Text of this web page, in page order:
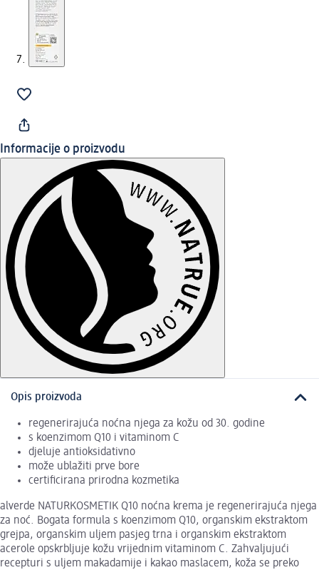
Informacije o proizvodu
Opis proizvoda
regenerirajuća noćna njega za kožu od 30. godine
s koenzimom Q10 i vitaminom C
djeluje antioksidativno
može ublažiti prve bore
certificirana prirodna kozmetika
alverde NATURKOSMETIK Q10 noćna krema je regenerirajuća njega
za noć. Bogata formula s koenzimom Q10, organskim ekstraktom
grejpa, organskim uljem pasjeg trna i organskim ekstraktom
acerole opskrbljuje kožu vrijednim vitaminom C. Zahvaljujući
recepturi s uljem makadamije i kakao maslacem, koža se preko